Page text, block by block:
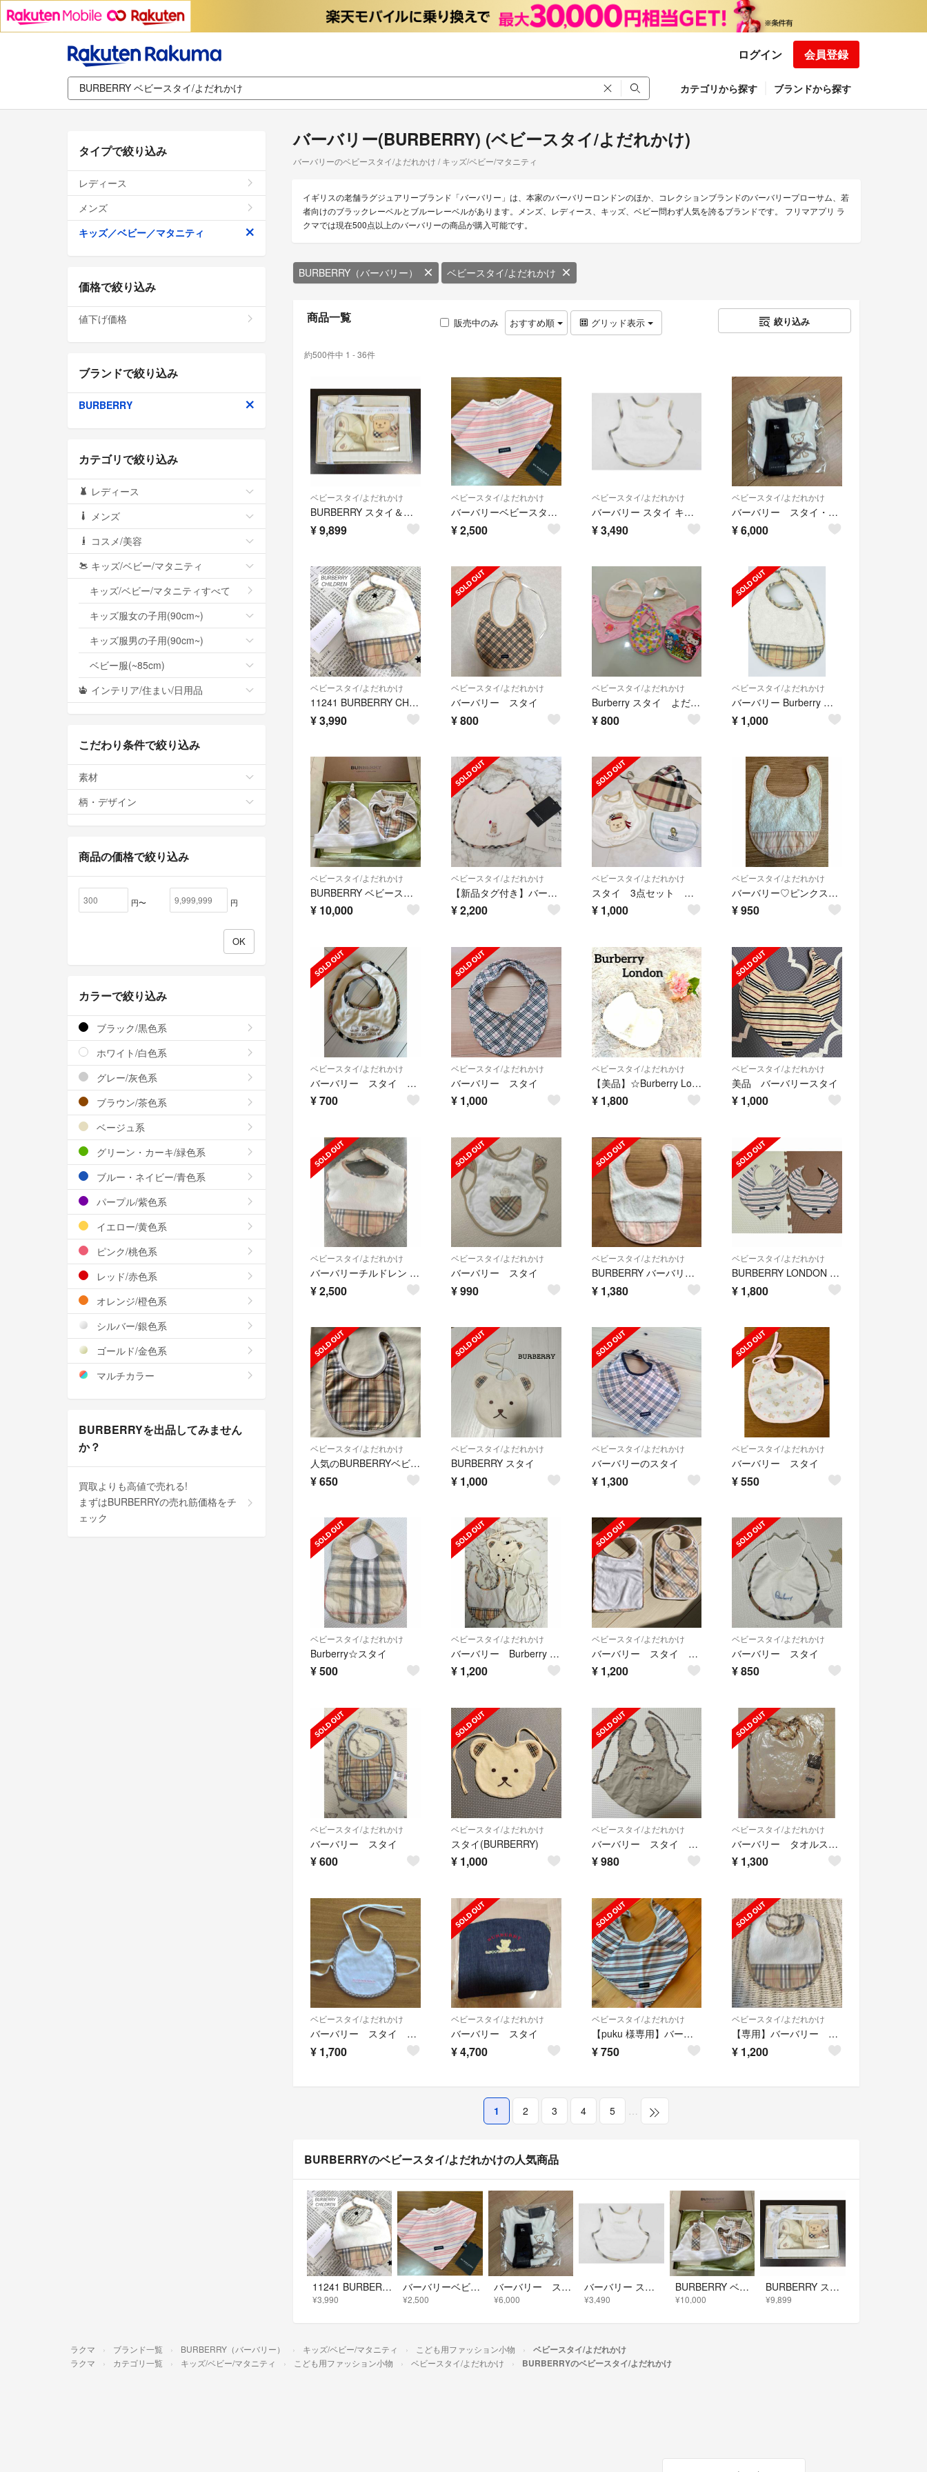
ログイン 会員登録
カテゴリから探す ブランドから探す
バーバリー(BURBERRY) (ベビースタイ/よだれかけ)
バーバリーのベビースタイ/よだれかけ / キッズ/ベビー/マタニティ
イギリスの老舗ラグジュアリーブランド「バーバリー」は、本家のバーバリーロンドンのほか、コレクションブランドのバーバリープローサム、若
者向けのブラックレーベルとブルーレーベルがあります。メンズ、レディース、キッズ、ベビー問わず人気を誇るブランドです。 フリマアプリ ラ
クマでは現在500点以上のバーバリーの商品が購入可能です。
BURBERRY（バーバリー） ベビースタイ/よだれかけ
商品一覧 販売中のみ おすすめ順 グリッド表示 絞り込み
約500件中 1 - 36件
ベビースタイ/よだれかけ
BURBERRY スタイ＆ファーストシューズSET
¥9,899
ベビースタイ/よだれかけ
バーバリーベビースタイタグ付きピンクボーダー
¥2,500
ベビースタイ/よだれかけ
バーバリー スタイ キッズ 男児 女児 白【新品 未使用品】【ネット限定】【新入荷!】≪
¥3,490
ベビースタイ/よだれかけ
バーバリー スタイ・靴下・タオル
¥6,000
ベビースタイ/よだれかけ
11241 BURBERRY CHILDREN バーバリーチルドレン スタイ
¥3,990
ベビースタイ/よだれかけ
バーバリー スタイ
¥800
ベビースタイ/よだれかけ
Burberry スタイ よだれかけ 5点セット
¥800
ベビースタイ/よだれかけ
バーバリー Burberry ベビー スタイ よだれかけ ノバチェック
¥ 1,000
ベビースタイ/よだれかけ
BURBERRY ベビースタイ帽子セット
¥ 10,000
ベビースタイ/よだれかけ
【新品タグ付き】バーバリーロンドン スタイ チェック ベア
¥2,200
ベビースタイ/よだれかけ
スタイ 3点セット バーバリー
¥ 1,000
ベビースタイ/よだれかけ
バーバリー♡ピンクスタイ
¥950
ベビースタイ/よだれかけ
バーバリー スタイ よだれかけ
¥700
ベビースタイ/よだれかけ
バーバリー スタイ
¥ 1,000
ベビースタイ/よだれかけ
【美品】☆Burberry London☆スタイ☆ビブ☆チェック柄☆
¥ 1,800
ベビースタイ/よだれかけ
美品 バーバリースタイ
¥ 1,000
ベビースタイ/よだれかけ
バーバリーチルドレン スタイ 新品・未使用
¥2,500
ベビースタイ/よだれかけ
バーバリー スタイ
¥990
ベビースタイ/よだれかけ
BURBERRY バーバリー スタイ
¥ 1,380
ベビースタイ/よだれかけ
BURBERRY LONDON スタイ ベビー用品 よだれかけ
¥ 1,800
ベビースタイ/よだれかけ
人気のBURBERRYベビースタイ
¥650
ベビースタイ/よだれかけ
BURBERRY スタイ
¥ 1,000
ベビースタイ/よだれかけ
バーバリーのスタイ
¥ 1,300
ベビースタイ/よだれかけ
バーバリー スタイ
¥550
ベビースタイ/よだれかけ
Burberry☆スタイ
¥500
ベビースタイ/よだれかけ
バーバリー Burberry スタイ よだれかけ まとめ売り
¥ 1,200
ベビースタイ/よだれかけ
バーバリー スタイ よだれかけ
¥ 1,200
ベビースタイ/よだれかけ
バーバリー スタイ
¥850
ベビースタイ/よだれかけ
バーバリー スタイ
¥600
ベビースタイ/よだれかけ
スタイ(BURBERRY)
¥ 1,000
ベビースタイ/よだれかけ
バーバリー スタイ BURBERRY
¥980
ベビースタイ/よだれかけ
バーバリー タオルスタイ ベビー
¥ 1,300
ベビースタイ/よだれかけ
バーバリー スタイ ビブ
¥ 1,700
ベビースタイ/よだれかけ
バーバリー スタイ
¥4,700
ベビースタイ/よだれかけ
【puku 様専用】バーバリー Burberry スタイ
¥750
ベビースタイ/よだれかけ
【専用】バーバリー スタイ
¥ 1,200
1 2 3 4 5 …
BURBERRYのベビースタイ/よだれかけの人気商品
11241 BURBERRY CHILDREN バーバリーチルドレン スタイ
¥3,990
バーバリーベビースタイタグ付きピンクボーダー
¥2,500
バーバリー スタイ・靴下・タオル
¥6,000
バーバリー スタイ キッズ 男児 女児 白【新品 未使用品】【ネット限定】【新入荷!】≪
¥3,490
BURBERRY ベビースタイ帽子セット
¥10,000
BURBERRY スタイ＆ファーストシューズSET
¥9,899
タイプで絞り込み
レディース
メンズ
キッズ／ベビー／マタニティ
価格で絞り込み
値下げ価格
ブランドで絞り込み
BURBERRY
カテゴリで絞り込み
レディース
メンズ
コスメ/美容
キッズ/ベビー/マタニティ
キッズ/ベビー/マタニティすべて
キッズ服女の子用(90cm~)
キッズ服男の子用(90cm~)
ベビー服(~85cm)
インテリア/住まい/日用品
こだわり条件で絞り込み
素材
柄・デザイン
商品の価格で絞り込み
円〜 円
カラーで絞り込み
ブラック/黒色系
ホワイト/白色系
グレー/灰色系
ブラウン/茶色系
ベージュ系
グリーン・カーキ/緑色系
ブルー・ネイビー/青色系
パープル/紫色系
イエロー/黄色系
ピンク/桃色系
レッド/赤色系
オレンジ/橙色系
シルバー/銀色系
ゴールド/金色系
マルチカラー
BURBERRYを出品してみません
か？
買取よりも高値で売れる!
まずはBURBERRYの売れ筋価格をチ
ェック
ラクマ ブランド一覧 BURBERRY（バーバリー） キッズ/ベビー/マタニティ こども用ファッション小物 ベビースタイ/よだれかけ
ラクマ カテゴリ一覧 キッズ/ベビー/マタニティ こども用ファッション小物 ベビースタイ/よだれかけ BURBERRYのベビースタイ/よだれかけ